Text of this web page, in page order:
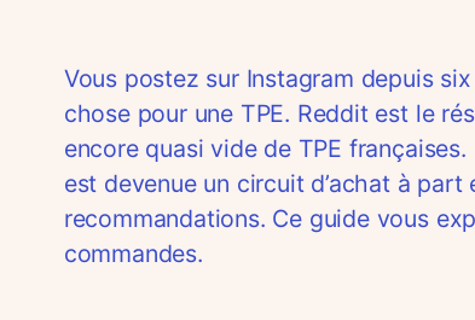
Vous postez sur Instagram depuis
chose pour une TPE. Reddit est le
encore quasi vide de TPE
est devenue un circuit d’achat à
recommandations. Ce guide vous
commandes.